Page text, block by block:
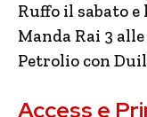
Ruffo il sabato e
Manda Rai 3
Petrolio con
Access e